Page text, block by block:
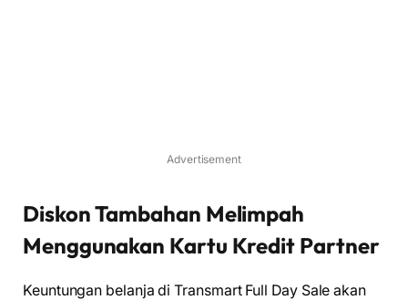
Advertisement
Diskon Tambahan Melimpah
Menggunakan Kartu Kredit Partner
Keuntungan belanja di Transmart Full Day Sale akan